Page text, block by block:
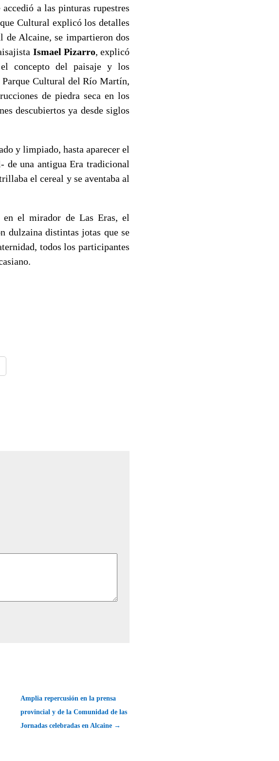
a las pinturas rupestres
Cultural explicó los detalles
de Alcaine, se impartieron dos
Ismael Pizarro, explicó
el concepto del paisaje y los
Cultural del Río Martín,
de piedra seca en los
descubiertos ya desde siglos
y limpiado, hasta aparecer el
de una antigua Era tradicional
el cereal y se aventaba al
el mirador de Las Eras, el
dulzaina distintas jotas que se
todos los participantes
Amplia repercusión en la prensa
provincial y de la Comunidad de las
Jornadas celebradas en Alcaine →